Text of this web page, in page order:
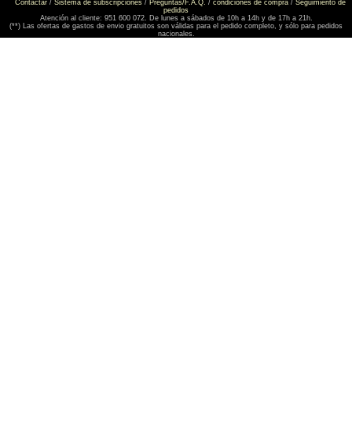
Contactar/ Sistema de subscripciones/ Preguntas/F.A.Q. / condiciones de compra/ Seguimiento de
pedidos
Atención al cliente: 951 600 072. De lunes a sábados de 10h a 14h y de 17h a 21h.
(**) Las ofertas de gastos de envio gratuitos son válidas para el pedido completo, y sólo para pedidos
nacionales.